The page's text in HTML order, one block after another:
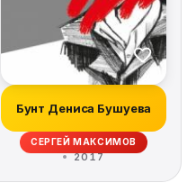
Бунт Дениса Бушуева
СЕРГЕЙ МАКСИМОВ
2017